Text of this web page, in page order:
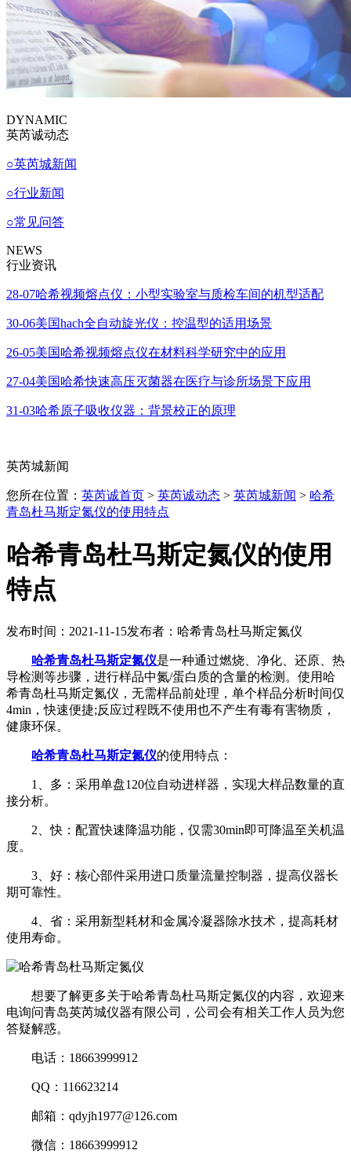
DYNAMIC
英芮诚动态
○英芮城新闻
○行业新闻
○常见问答
NEWS
行业资讯
28-07哈希视频熔点仪：小型实验室与质检车间的机型适配
30-06美国hach全自动旋光仪：控温型的适用场景
26-05美国哈希视频熔点仪在材料科学研究中的应用
27-04美国哈希快速高压灭菌器在医疗与诊所场景下应用
31-03哈希原子吸收仪器：背景校正的原理
英芮城新闻
您所在位置： 英芮诚首页 > 英芮诚动态 > 英芮城新闻 > 哈希
青岛杜马斯定氮仪的使用特点
哈希青岛杜马斯定氮仪的使用
特点
发布时间：2021-11-15发布者：哈希青岛杜马斯定氮仪
哈希青岛杜马斯定氮仪是一种通过燃烧、净化、还原、热
导检测等步骤，进行样品中氮/蛋白质的含量的检测。使用哈
希青岛杜马斯定氮仪，无需样品前处理，单个样品分析时间仅
4min，快速便捷;反应过程既不使用也不产生有毒有害物质，
健康环保。
哈希青岛杜马斯定氮仪的使用特点：
1、多：采用单盘120位自动进样器，实现大样品数量的直
接分析。
2、快：配置快速降温功能，仅需30min即可降温至关机温
度。
3、好：核心部件采用进口质量流量控制器，提高仪器长
期可靠性。
4、省：采用新型耗材和金属冷凝器除水技术，提高耗材
使用寿命。
想要了解更多关于哈希青岛杜马斯定氮仪的内容，欢迎来
电询问青岛英芮城仪器有限公司，公司会有相关工作人员为您
答疑解惑。
电话：18663999912
QQ：116623214
邮箱：qdyjh1977@126.com
微信：18663999912